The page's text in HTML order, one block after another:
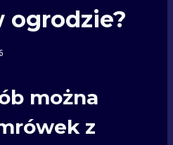
ogrodzie?
można
z